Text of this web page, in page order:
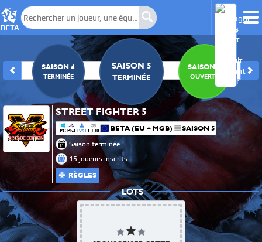
BETA
SAISON 4
TERMINÉE
SAISON 5
TERMINÉE
SAISON 6
OUVERTE
STREET FIGHTER 5
PC PS4 1VS1 FT10 BETA (EU + MGB)
SAISON 5
Saison terminée
15 joueurs inscrits
RÈGLES
LOTS